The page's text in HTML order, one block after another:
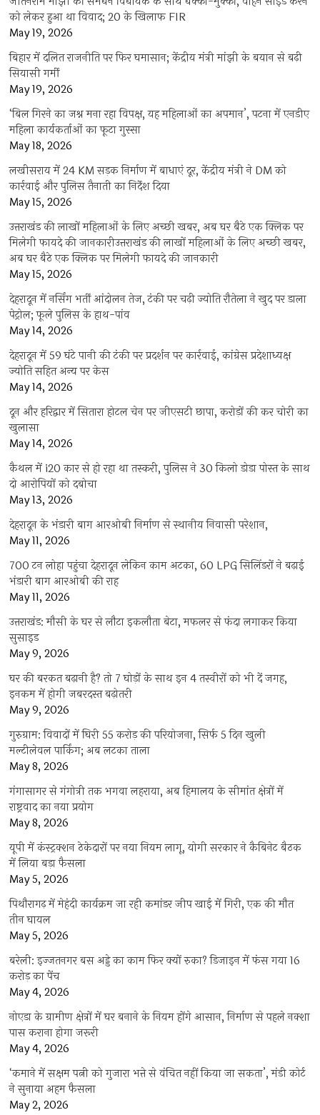
को लेकर हुआ था विवाद; 20 के खिलाफ FIR
May 19, 2026
बिहार में दलित राजनीति पर फिर घमासान; केंद्रीय मंत्री मांझी के बयान से बढ़ी
सियासी गर्मी
May 19, 2026
‘बिल गिरने का जश्न मना रहा विपक्ष, यह महिलाओं का अपमान’, पटना में एनडीए
महिला कार्यकर्ताओं का फूटा गुस्सा
May 18, 2026
लखीसराय में 24 KM सड़क निर्माण में बाधाएं दूर, केंद्रीय मंत्री ने DM को
कार्रवाई और पुलिस तैनाती का निर्देश दिया
May 15, 2026
उत्तराखंड की लाखों महिलाओं के लिए अच्छी खबर, अब घर बैठे एक क्लिक पर
मिलेगी फायदे की जानकारीउत्तराखंड की लाखों महिलाओं के लिए अच्छी खबर,
अब घर बैठे एक क्लिक पर मिलेगी फायदे की जानकारी
May 15, 2026
देहरादून में नर्सिंग भर्ती आंदोलन तेज, टंकी पर चढ़ी ज्योति रौतेला ने खुद पर डाला
पेट्रोल; फूले पुलिस के हाथ-पांव
May 14, 2026
देहरादून में 59 घंटे पानी की टंकी पर प्रदर्शन पर कार्रवाई, कांग्रेस प्रदेशाध्यक्ष
ज्योति सहित अन्य पर केस
May 14, 2026
दून और हरिद्वार में सितारा होटल चेन पर जीएसटी छापा, करोड़ों की कर चोरी का
खुलासा
May 14, 2026
कैथल में i20 कार से हो रहा था तस्करी, पुलिस ने 30 किलो डोडा पोस्त के साथ
दो आरोपियों को दबोचा
May 13, 2026
देहरादून के भंडारी बाग आरओबी निर्माण से स्थानीय निवासी परेशान,
May 11, 2026
700 टन लोहा पहुंचा देहरादून लेकिन काम अटका, 60 LPG सिलिंडरों ने बढ़ाई
भंडारी बाग आरओबी की राह
May 11, 2026
उत्तराखंड: मौसी के घर से लौटा इकलौता बेटा, मफलर से फंदा लगाकर किया
सुसाइड
May 9, 2026
घर की बरकत बढ़ानी है? तो 7 घोड़ों के साथ इन 4 तस्वीरों को भी दें जगह,
इनकम में होगी जबरदस्त बढ़ोतरी
May 9, 2026
गुरुग्राम: विवादों में घिरी 55 करोड़ की परियोजना, सिर्फ 5 दिन खुली
मल्टीलेवल पार्किंग; अब लटका ताला
May 8, 2026
गंगासागर से गंगोत्री तक भगवा लहराया, अब हिमालय के सीमांत क्षेत्रों में
राष्ट्रवाद का नया प्रयोग
May 8, 2026
यूपी में कंस्ट्रक्शन ठेकेदारों पर नया नियम लागू, योगी सरकार ने कैबिनेट बैठक
में लिया बड़ा फैसला
May 5, 2026
पिथौरागढ़ में मेहंदी कार्यक्रम जा रही कमांडर जीप खाई में गिरी, एक की मौत
तीन घायल
May 5, 2026
बरेली: इज्जतनगर बस अड्डे का काम फिर क्यों रुका? डिजाइन में फंस गया 16
करोड़ का पेंच
May 4, 2026
नोएडा के ग्रामीण क्षेत्रों में घर बनाने के नियम होंगे आसान, निर्माण से पहले नक्शा
पास कराना होगा जरूरी
May 4, 2026
‘कमाने में सक्षम पत्नी को गुजारा भत्ते से वंचित नहीं किया जा सकता’, मंडी कोर्ट
ने सुनाया अहम फैसला
May 2, 2026